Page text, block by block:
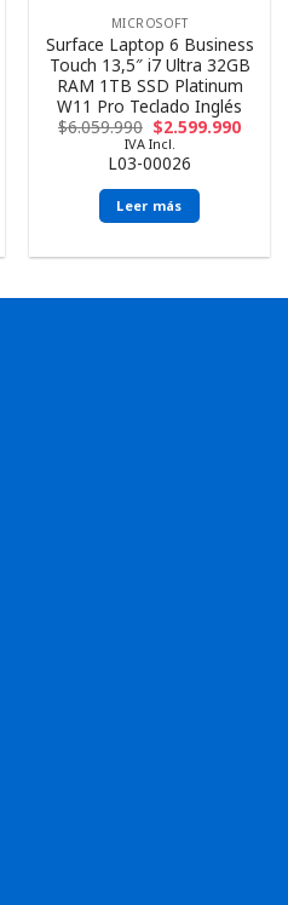
MICROSOFT
Surface Laptop 6 Business
Touch 13,5″ i7 Ultra 32GB
RAM 1TB SSD Platinum
W11 Pro Teclado Inglés
$6.059.990 $2.599.990
IVA Incl.
L03-00026
Leer más